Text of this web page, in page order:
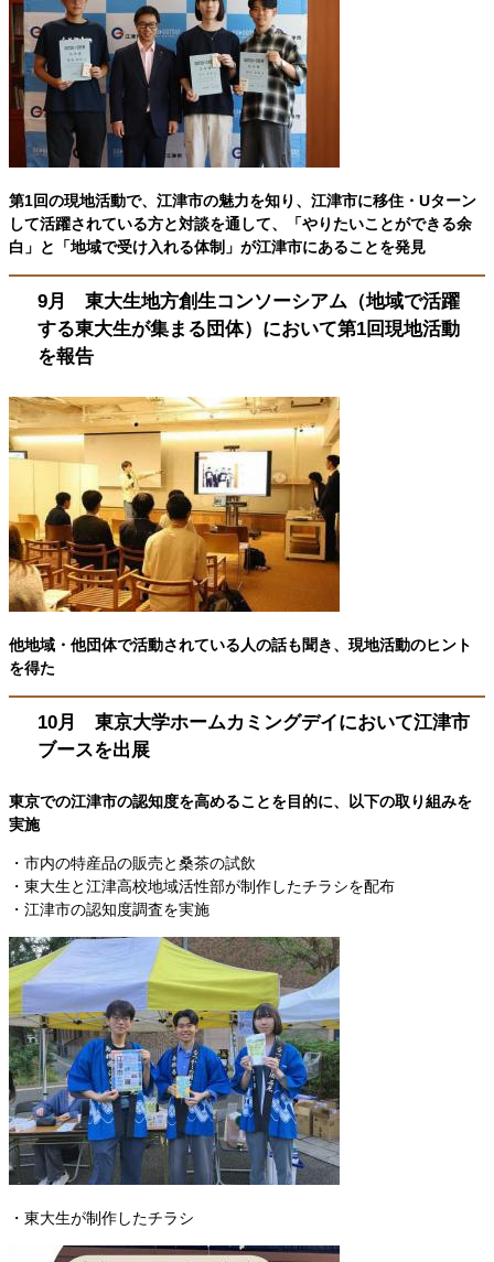
第1回の現地活動で、江津市の魅力を知り、江津市に移住・Uターン
して活躍されている方と対談を通して、「やりたいことができる余
白」と「地域で受け入れる体制」が江津市にあることを発見
9月 東大生地方創生コンソーシアム（地域で活躍
する東大生が集まる団体）において第1回現地活動
を報告
他地域・他団体で活動されている人の話も聞き、現地活動のヒント
を得た
10月 東京大学ホームカミングデイにおいて江津市
ブースを出展
東京での江津市の認知度を高めることを目的に、以下の取り組みを
実施
・市内の特産品の販売と桑茶の試飲
・東大生と江津高校地域活性部が制作したチラシを配布
・江津市の認知度調査を実施
・東大生が制作したチラシ